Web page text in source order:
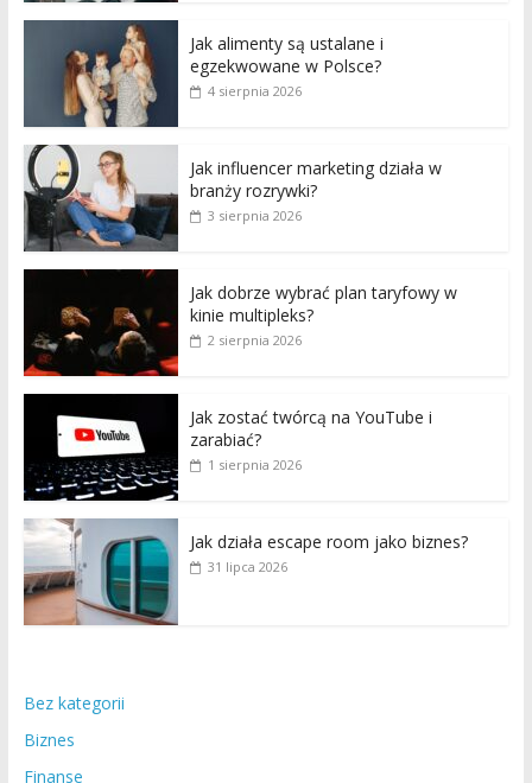
Jak alimenty są ustalane i
egzekwowane w Polsce?
4 sierpnia 2026
Jak influencer marketing działa w
branży rozrywki?
3 sierpnia 2026
Jak dobrze wybrać plan taryfowy w
kinie multipleks?
2 sierpnia 2026
Jak zostać twórcą na YouTube i
zarabiać?
1 sierpnia 2026
Jak działa escape room jako biznes?
31 lipca 2026
Bez kategorii
Biznes
Finanse